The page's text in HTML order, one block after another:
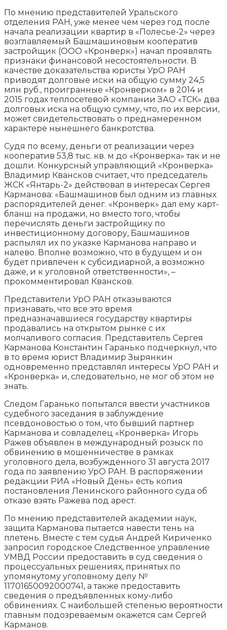
По мнению представителей Уральского
отделения РАН, уже менее чем через год после
начала реализации квартир в «Полесье-2» через
возглавляемый Башмашиновым кооператив
застройщик (ООО «Кронверк») начал проявлять
признаки финансовой несостоятельности. В
качестве доказательства юристы УрО РАН
приводят долговые иски на общую сумму 24,5
млн руб., проигранные «Кронверком» в 2014 и
2015 годах теплосетевой компании ЗАО «ТСК» два
долговых иска на общую сумму, что, по их версии,
может свидетельствовать о преднамеренном
характере нынешнего банкротства.
Судя по всему, деньги от реализации через
кооператив 53,8 тыс. кв. м до «Кронверка» так и не
дошли. Конкурсный управляющий «Кронверка»
Владимир Квансков считает, что председатель
ЖСК «Янтарь-2» действовал в интересах Сергея
Карманова: «Башмашинов был одним из главных
распорядителей денег. «Кронверк» дал ему карт-
бланш на продажи, но вместо того, чтобы
перечислять деньги застройщику по
инвестиционному договору, Башмашинов
распылял их по указке Карманова направо и
налево. Вполне возможно, что в будущем и он
будет привлечен к субсидиарной, а возможно
даже, и к уголовной ответственности», –
прокомментировал Квансков.
Представители УрО РАН отказываются
признавать, что все это время
предназначавшиеся государству квартиры
продавались на открытом рынке с их
молчаливого согласия. Представитель Сергея
Карманова Константин Гаранько подчеркнул, что
в то время юрист Владимир Зырянкин
одновременно представлял интересы УрО РАН и
«Кронверка» и, следовательно, не мог об этом не
знать.
Следом Гаранько попытался ввести участников
судебного заседания в заблуждение
псевдоновостью о том, что бывший партнер
Карманова и совладелец «Кронверка» Игорь
Ражев объявлен в международный розыск по
обвинению в мошенничестве в рамках
уголовного дела, возбужденного 31 августа 2017
года по заявлению УрО РАН. В распоряжении
редакции РИА «Новый День» есть копия
постановления Ленинского районного суда об
отказе взять Ражева под арест.
По мнению представителей академии наук,
защита Карманова пытается навести тень на
плетень. Вместе с тем судья Андрей Кириченко
запросил городское Следственное управление
УМВД России предоставить в суд сведения о
процессуальных решениях, принятых по
упомянутому уголовному делу №
11701650092000741, а также предоставить
сведения о предъявленных кому-либо
обвинениях. С наибольшей степенью вероятности
главным подозреваемым окажется сам Сергей
Карманов.